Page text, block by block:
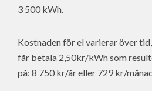
3 500 kWh.
Kostnaden för el varierar över
får betala 2,50kr/kWh som
på: 8 750 kr/år eller 729 kr/